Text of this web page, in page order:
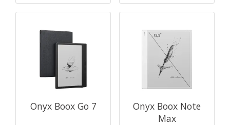
Onyx Boox Go 7
Onyx Boox Note
Max